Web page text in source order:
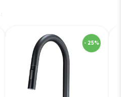
229435
Robna marka
Deante
Materijal
Način ugradnje
miješalice
- 25%